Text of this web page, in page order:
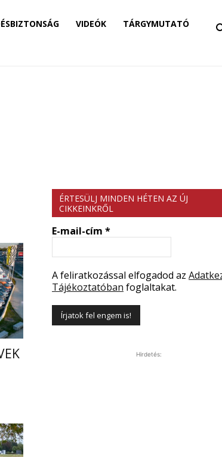
VIDEÓK TÁRGYMUTATÓ
ÉRTESÜLJ MINDEN HÉTEN AZ ÚJ
CIKKEINKRŐL
E-mail-cím *
A feliratkozással elfogadod az
Tájékoztatóban foglaltakat.
Hirdetés: